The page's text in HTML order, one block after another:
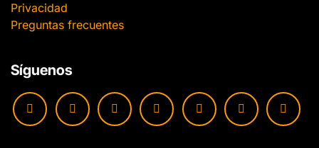
Privacidad
Preguntas frecuentes
Síguenos